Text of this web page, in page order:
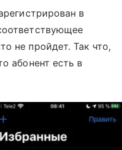
в
не пройдет. Так что,
абонент есть в